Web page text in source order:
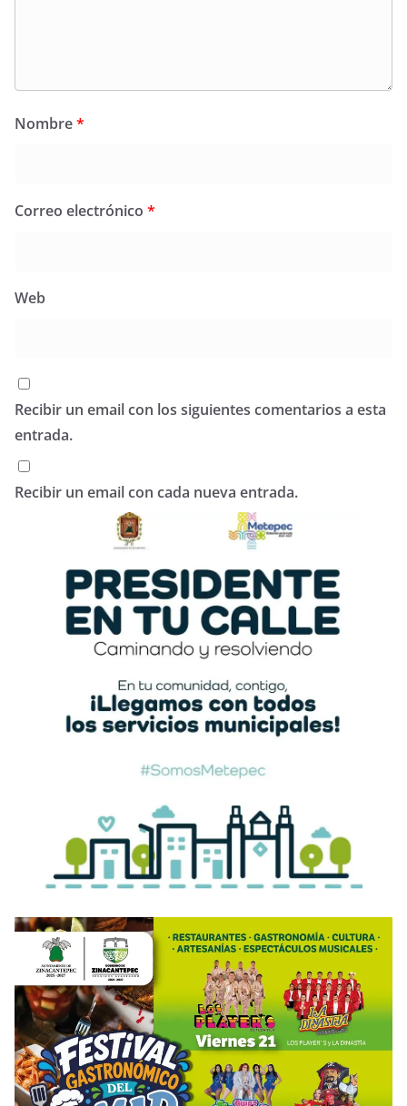
Nombre*
Correo electrónico *
Web
Recibir un email con los siguientes comentarios a esta
entrada.
Recibir un email con cada nueva entrada.